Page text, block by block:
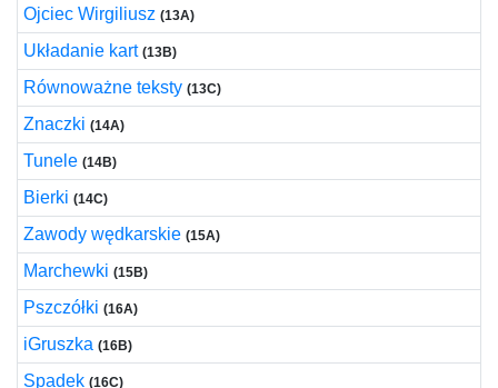
Ojciec Wirgiliusz (13A)
Układanie kart (13B)
Równoważne teksty (13C)
Znaczki (14A)
Tunele (14B)
Bierki (14C)
Zawody wędkarskie (15A)
Marchewki (15B)
Pszczółki (16A)
iGruszka (16B)
Spadek (16C)